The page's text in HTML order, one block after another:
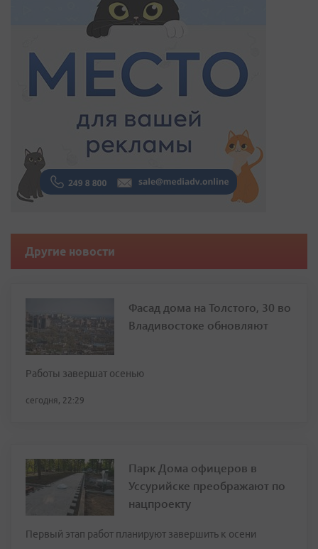
Другие новости
Фасад дома на Толстого, 30 во
Владивостоке обновляют
Работы завершат осенью
сегодня, 22:29
Парк Дома офицеров в
Уссурийске преображают по
нацпроекту
Первый этап работ планируют завершить к осени